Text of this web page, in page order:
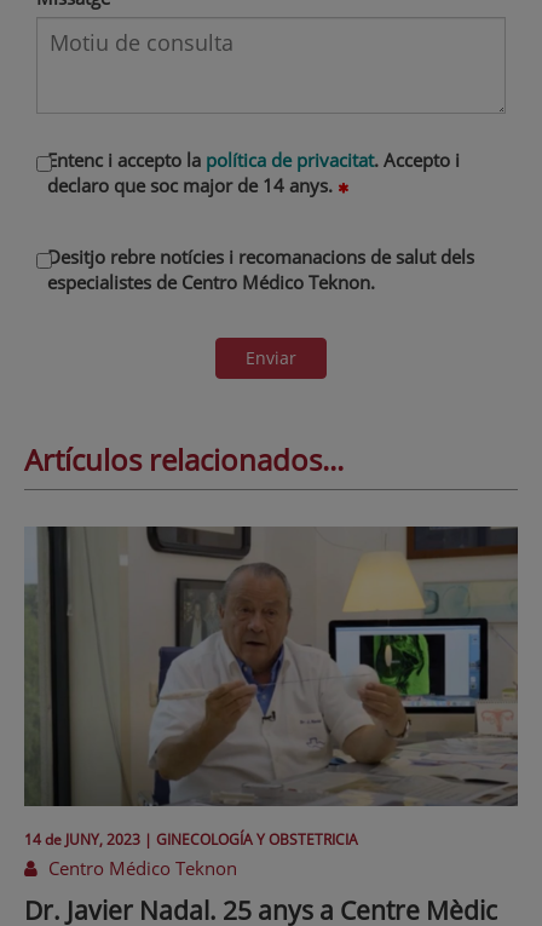
Entenc i accepto la política de privacitat. Accepto i
declaro que soc major de 14 anys.
Desitjo rebre notícies i recomanacions de salut dels
especialistes de Centro Médico Teknon.
Enviar
Artículos relacionados...
14 de JUNY, 2023 | GINECOLOGÍA Y OBSTETRICIA
Centro Médico Teknon
Dr. Javier Nadal. 25 anys a Centre Mèdic